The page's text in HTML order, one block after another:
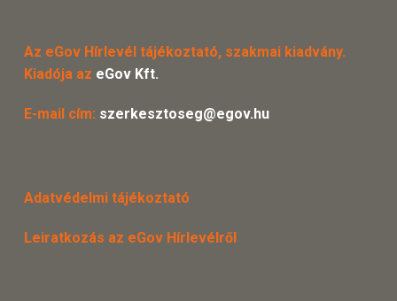
Az eGov Hírlevél tájékoztató, szakmai kiadvány.
Kiadója az eGov Kft.
E-mail cím: szerkesztoseg@egov.hu
Adatvédelmi tájékoztató
Leiratkozás az eGov Hírlevélről